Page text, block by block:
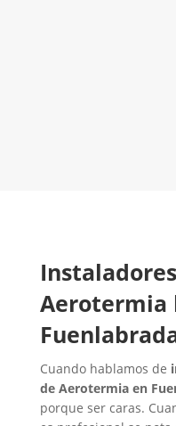
Aerotermia
Cuando hablamos de
de Aerotermia en
porque ser caras.